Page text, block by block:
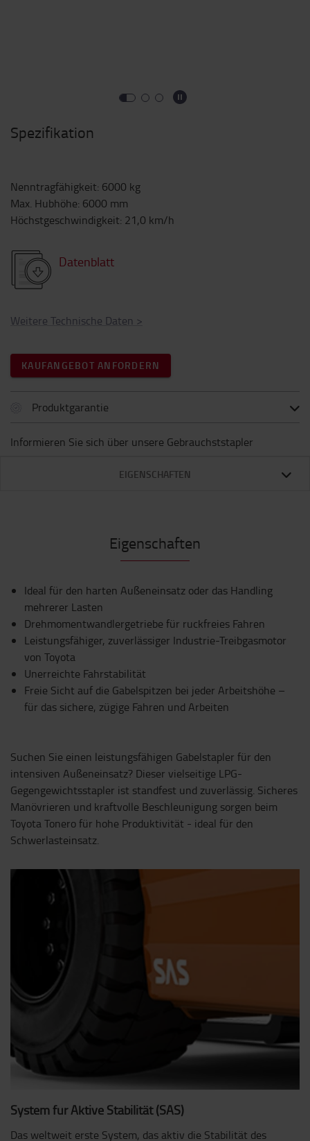
Spezifikation
Nenntragfähigkeit: 6000 kg
Max. Hubhöhe: 6000 mm
Höchstgeschwindigkeit: 21,0 km/h
Datenblatt
Weitere Technische Daten >
KAUFANGEBOT ANFORDERN
Produktgarantie
Informieren Sie sich über unsere Gebrauchststapler
EIGENSCHAFTEN
Eigenschaften
Ideal für den harten Außeneinsatz oder das Handling
mehrerer Lasten
Drehmomentwandlergetriebe für ruckfreies Fahren
Leistungsfähiger, zuverlässiger Industrie-Treibgasmotor
von Toyota
Unerreichte Fahrstabilität
Freie Sicht auf die Gabelspitzen bei jeder Arbeitshöhe –
für das sichere, zügige Fahren und Arbeiten
Suchen Sie einen leistungsfähigen Gabelstapler für den
intensiven Außeneinsatz? Dieser vielseitige LPG-
Gegengewichtsstapler ist standfest und zuverlässig. Sicheres
Manövrieren und kraftvolle Beschleunigung sorgen beim
Toyota Tonero für hohe Produktivität - ideal für den
Schwerlasteinsatz.
System für Aktive Stabilität (SAS)
Das weltweit erste System, das aktiv die Stabilität des